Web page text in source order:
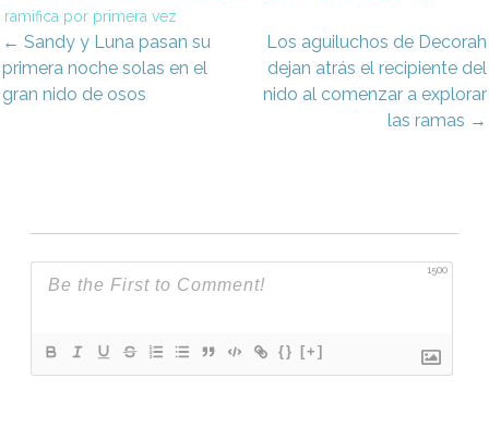
ramifica por primera vez
← Sandy y Luna pasan su
primera noche solas en el
gran nido de osos
Los aguiluchos de Decorah
dejan atrás el recipiente del
nido al comenzar a explorar
las ramas →
1500
{} [+]